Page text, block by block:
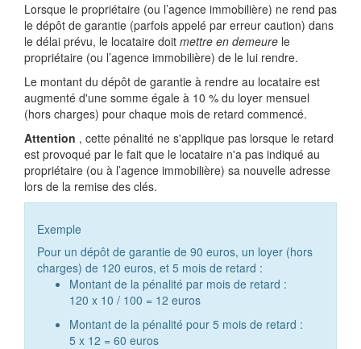
Lorsque le propriétaire (ou l’agence immobilière) ne rend pas
le dépôt de garantie (parfois appelé par erreur caution) dans
le délai prévu, le locataire doit mettre en demeure le
propriétaire (ou l’agence immobilière) de le lui rendre.
Le montant du dépôt de garantie à rendre au locataire est
augmenté d'une somme égale à 10 % du loyer mensuel
(hors charges) pour chaque mois de retard commencé.
Attention , cette pénalité ne s'applique pas lorsque le retard
est provoqué par le fait que le locataire n'a pas indiqué au
propriétaire (ou à l’agence immobilière) sa nouvelle adresse
lors de la remise des clés.
Exemple
Pour un dépôt de garantie de 90 euros, un loyer (hors
charges) de 120 euros, et 5 mois de retard :
Montant de la pénalité par mois de retard :
120 x 10 / 100 = 12 euros
Montant de la pénalité pour 5 mois de retard :
5 x 12 = 60 euros